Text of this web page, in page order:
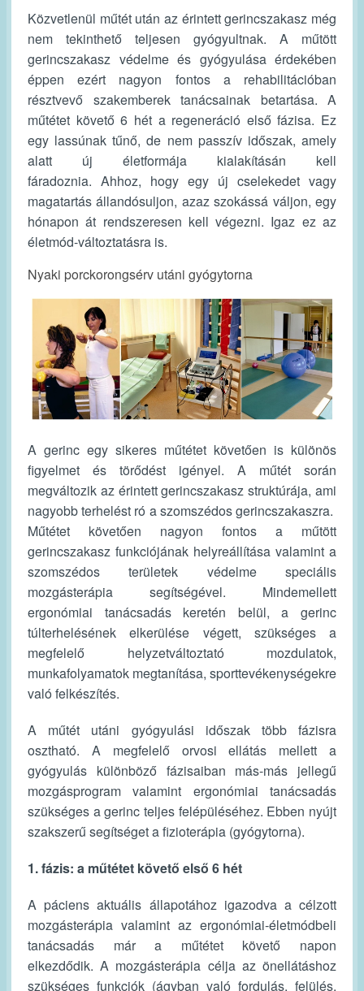
Közvetlenül műtét után az érintett gerincszakasz még
nem tekinthető teljesen gyógyultnak. A műtött
gerincszakasz védelme és gyógyulása érdekében
éppen ezért nagyon fontos a rehabilitációban
résztvevő szakemberek tanácsainak betartása. A
műtétet követő 6 hét a regeneráció első fázisa. Ez
egy lassúnak tűnő, de nem passzív időszak, amely
alatt új életformája kialakításán kell
fáradoznia. Ahhoz, hogy egy új cselekedet vagy
magatartás állandósuljon, azaz szokássá váljon, egy
hónapon át rendszeresen kell végezni. Igaz ez az
életmód-változtatásra is.
Nyaki porckorongsérv utáni gyógytorna
A gerinc egy sikeres műtétet követően is különös
figyelmet és törődést igényel. A műtét során
megváltozik az érintett gerincszakasz struktúrája, ami
nagyobb terhelést ró a szomszédos gerincszakaszra.
Műtétet követően nagyon fontos a műtött
gerincszakasz funkciójának helyreállítása valamint a
szomszédos területek védelme speciális
mozgásterápia segítségével. Mindemellett
ergonómiai tanácsadás keretén belül, a gerinc
túlterhelésének elkerülése végett, szükséges a
megfelelő helyzetváltoztató mozdulatok,
munkafolyamatok megtanítása, sporttevékenységekre
való felkészítés.
A műtét utáni gyógyulási időszak több fázisra
osztható. A megfelelő orvosi ellátás mellett a
gyógyulás különböző fázisaiban más-más jellegű
mozgásprogram valamint ergonómiai tanácsadás
szükséges a gerinc teljes felépüléséhez. Ebben nyújt
szakszerű segítséget a fizioterápia (gyógytorna).
1. fázis: a műtétet követő első 6 hét
A páciens aktuális állapotához igazodva a célzott
mozgásterápia valamint az ergonómiai-életmódbeli
tanácsadás már a műtétet követő napon
elkezdődik. A mozgásterápia célja az önellátáshoz
szükséges funkciók (ágyban való fordulás, felülés,